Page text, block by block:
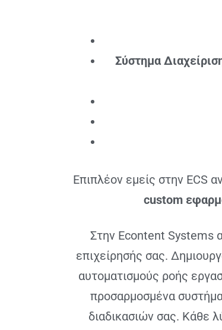
Σύστημα
Επιπλέον εμείς στην ECS
custom
Στην Econtent Systems
επιχείρησής σας.
αυτοματισμούς ροής
προσαρμοσμένα
διαδικασιών σας. Κάθε